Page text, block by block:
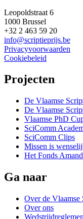
Leopoldstraat 6
1000 Brussel
+32 2 463 59 20
info@scriptieprijs.be
Privacyvoorwaarden
Cookiebeleid
Projecten
De Vlaamse
De Vlaamse
Vlaamse PhD
SciComm
SciComm Clips
Missen is
Het Fonds
Ga naar
Over de Vlaamse
Over ons